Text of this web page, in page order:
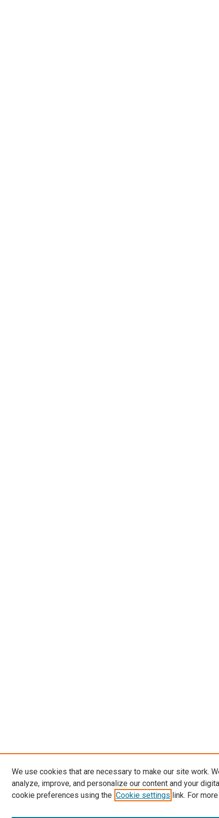
We use cookies that are necessary to make our site work.
analyze, improve, and personalize our content and your
cookie preferences using the Cookie settings link. For